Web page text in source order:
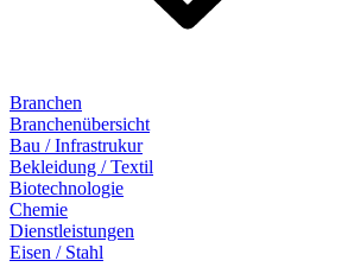
Branchen
Branchenübersicht
Bau / Infrastrukur
Bekleidung / Textil
Biotechnologie
Chemie
Dienstleistungen
Eisen / Stahl